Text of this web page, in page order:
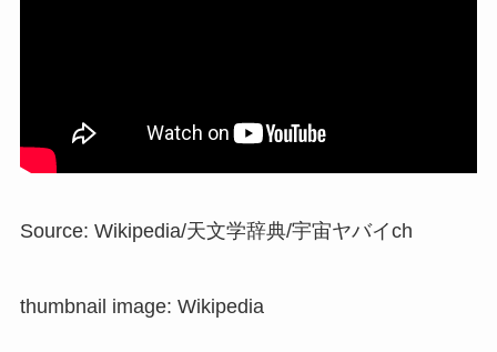
Source: Wikipedia/天文学辞典/宇宙ヤバイch
thumbnail image: Wikipedia